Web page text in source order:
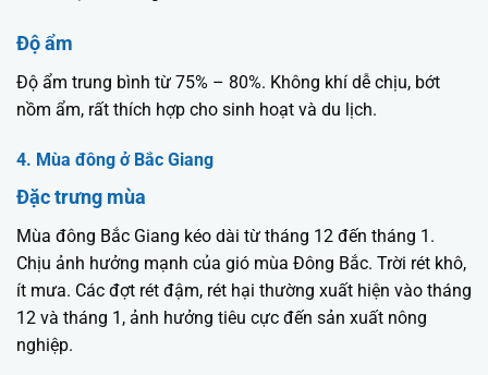
Độ ẩm
Độ ẩm trung bình từ 75% – 80%. Không khí dễ chịu, bớt
nồm ẩm, rất thích hợp cho sinh hoạt và du lịch.
4. Mùa đông ở Bắc Giang
Đặc trưng mùa
Mùa đông Bắc Giang kéo dài từ tháng 12 đến tháng 1.
Chịu ảnh hưởng mạnh của gió mùa Đông Bắc. Trời rét khô,
ít mưa. Các đợt rét đậm, rét hại thường xuất hiện vào tháng
12 và tháng 1, ảnh hưởng tiêu cực đến sản xuất nông
nghiệp.